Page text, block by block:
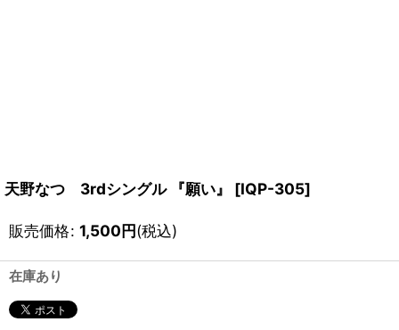
天野なつ 3rdシングル 『願い』 [IQP-305]
販売価格: 1,500円(税込)
在庫あり